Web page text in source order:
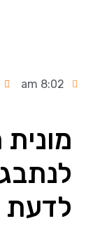
8:02 am
לדעת